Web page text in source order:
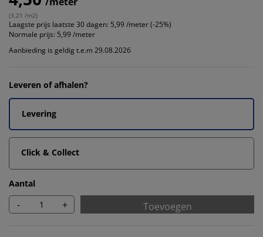
(3,21 /m2)
Laagste prijs laatste 30 dagen: 5,99 /meter (-25%)
Normale prijs: 5,99 /meter
Aanbieding is geldig t.e.m 29.08.2026
Leveren of afhalen?
Levering
Click & Collect
Aantal
- + Toevoegen